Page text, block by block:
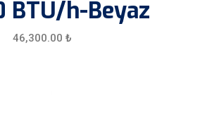
BTU/h-Beyaz
46,300.00 ₺